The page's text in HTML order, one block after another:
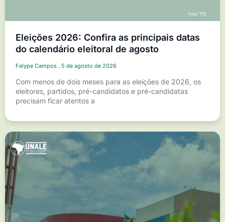
Eleições 2026: Confira as principais datas
do calendário eleitoral de agosto
Felype Campos 5 de agosto de 2026
Com menos de dois meses para as eleições de 2026, os
eleitores, partidos, pré-candidatos e pré-candidatas
precisam ficar atentos a